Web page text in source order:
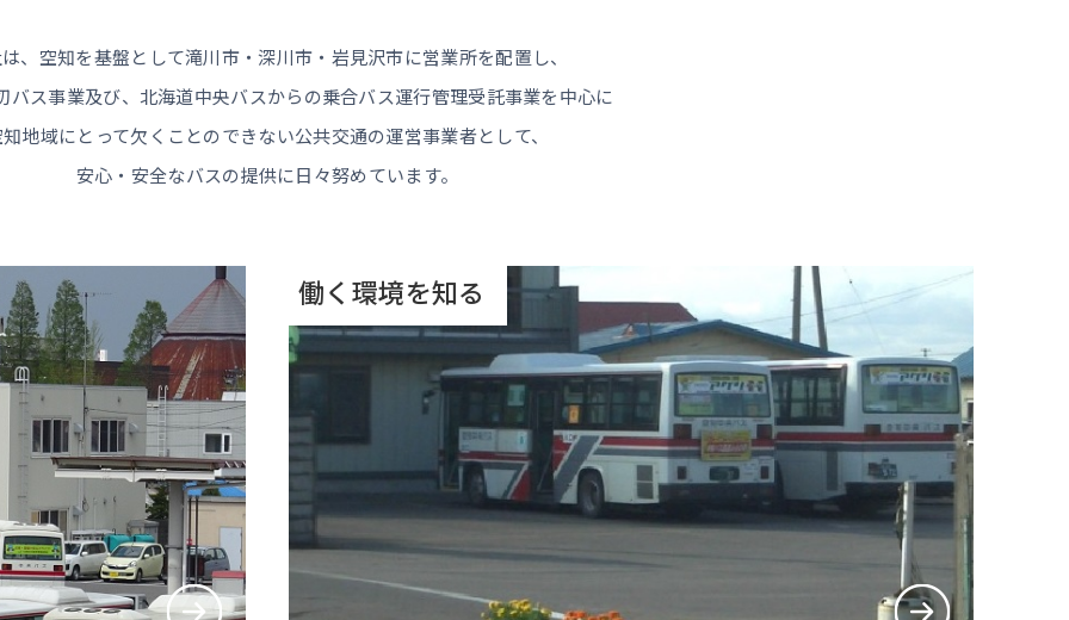
、空知を基盤として滝川市・深川市・岩見沢市に営業所を配置し、
バス事業及び、北海道中央バスからの乗合バス運行管理受託事業を中心に
地域にとって欠くことのできない公共交通の運営事業者として、
安心・安全なバスの提供に日々努めています。
働く環境を知る